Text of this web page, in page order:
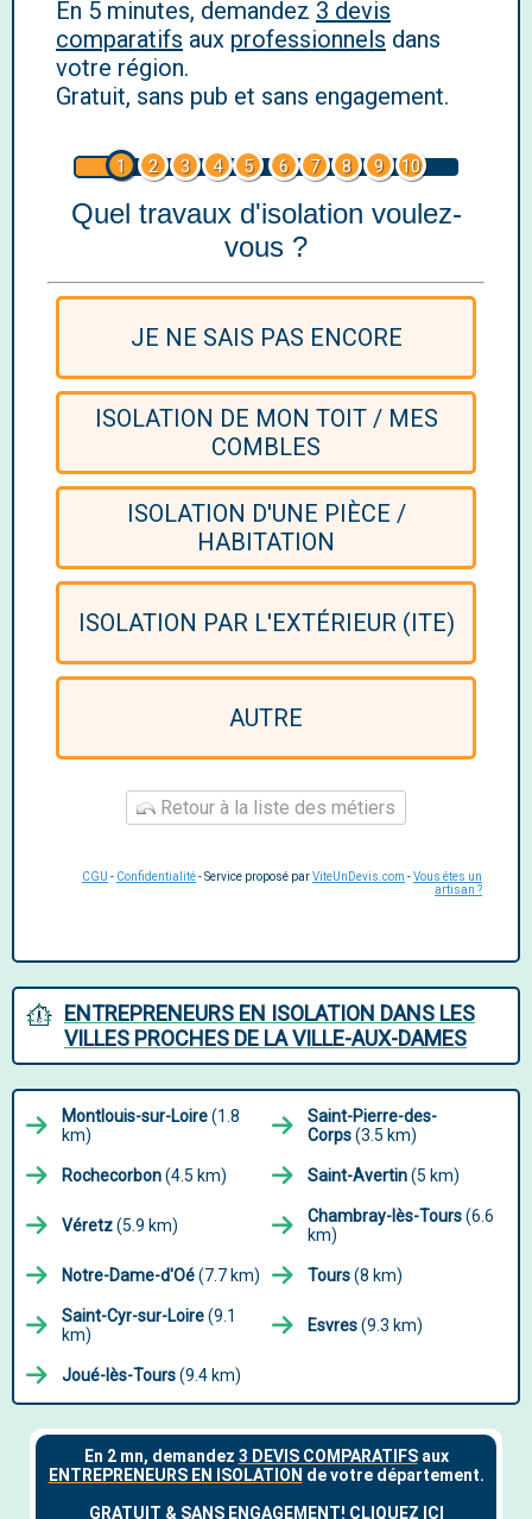
En 5 minutes, demandez 3 devis
comparatifs aux professionnels dans
votre région.
Gratuit, sans pub et sans engagement.
1 2 3 4 5 6 7 8 9 10
Quel travaux d'isolation voulez-
vous ?
JE NE SAIS PAS ENCORE
ISOLATION DE MON TOIT / MES
COMBLES
ISOLATION D'UNE PIÈCE /
HABITATION
ISOLATION PAR L'EXTÉRIEUR (ITE)
AUTRE
Retour à la liste des métiers
CGU - Confidentialité- Service proposé parViteUnDevis.com -Vous êtes un
artisan ?
ENTREPRENEURS EN ISOLATION DANS LES
VILLES PROCHES DE LA VILLE-AUX-DAMES
Montlouis-sur-Loire(1.8
km)
Saint-Pierre-des-
Corps(3.5 km)
Rochecorbon(4.5 km) Saint-Avertin(5 km)
Véretz(5.9 km) Chambray-lès-Tours(6.6
km)
Notre-Dame-d'Oé(7.7 km) Tours(8 km)
Saint-Cyr-sur-Loire(9.1
km)
Esvres(9.3 km)
Joué-lès-Tours(9.4 km)